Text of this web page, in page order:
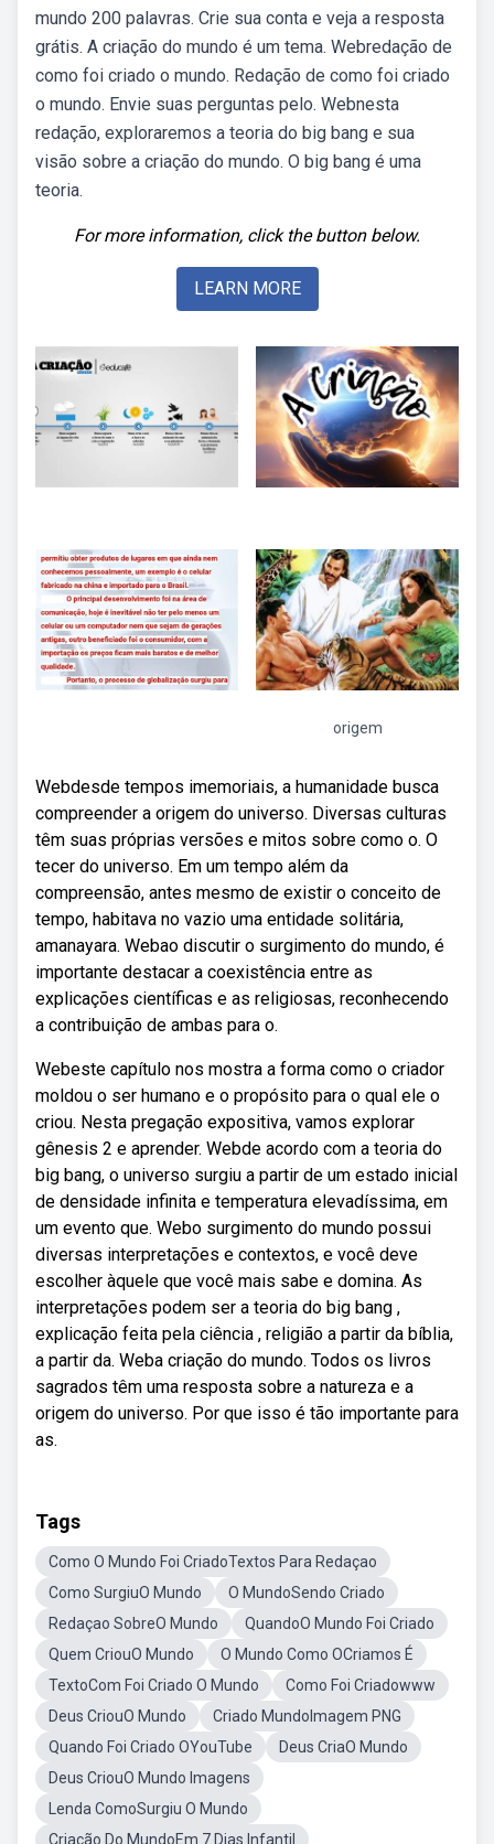
mundo 200 palavras. Crie sua conta e veja a resposta
grátis. A criação do mundo é um tema. Webredação de
como foi criado o mundo. Redação de como foi criado
o mundo. Envie suas perguntas pelo. Webnesta
redação, exploraremos a teoria do big bang e sua
visão sobre a criação do mundo. O big bang é uma
teoria.
For more information, click the button below.
LEARN MORE
origem
Webdesde tempos imemoriais, a humanidade busca
compreender a origem do universo. Diversas culturas
têm suas próprias versões e mitos sobre como o. O
tecer do universo. Em um tempo além da
compreensão, antes mesmo de existir o conceito de
tempo, habitava no vazio uma entidade solitária,
amanayara. Webao discutir o surgimento do mundo, é
importante destacar a coexistência entre as
explicações científicas e as religiosas, reconhecendo
a contribuição de ambas para o.
Webeste capítulo nos mostra a forma como o criador
moldou o ser humano e o propósito para o qual ele o
criou. Nesta pregação expositiva, vamos explorar
gênesis 2 e aprender. Webde acordo com a teoria do
big bang, o universo surgiu a partir de um estado inicial
de densidade infinita e temperatura elevadíssima, em
um evento que. Webo surgimento do mundo possui
diversas interpretações e contextos, e você deve
escolher àquele que você mais sabe e domina. As
interpretações podem ser a teoria do big bang ,
explicação feita pela ciência , religião a partir da bíblia,
a partir da. Weba criação do mundo. Todos os livros
sagrados têm uma resposta sobre a natureza e a
origem do universo. Por que isso é tão importante para
as.
Tags
Como O Mundo Foi CriadoTextos Para Redaçao
Como SurgiuO Mundo
O MundoSendo Criado
Redaçao SobreO Mundo
QuandoO Mundo Foi Criado
Quem CriouO Mundo
O Mundo Como OCriamos É
TextoCom Foi Criado O Mundo
Como Foi Criadowww
Deus CriouO Mundo
Criado MundoImagem PNG
Quando Foi Criado OYouTube
Deus CriaO Mundo
Deus CriouO Mundo Imagens
Lenda ComoSurgiu O Mundo
Criação Do MundoEm 7 Dias Infantil